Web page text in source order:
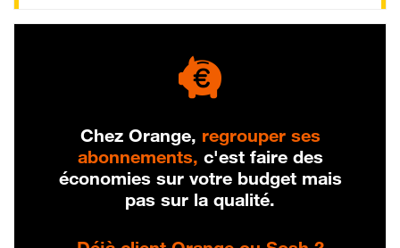
Chez Orange, regrouper ses
abonnements, c'est faire des
économies sur votre budget mais
pas sur la qualité.